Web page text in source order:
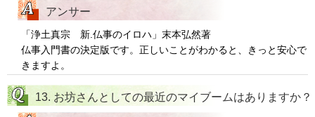
アンサー
「浄土真宗 新.仏事のイロハ」末本弘然著
仏事入門書の決定版です。正しいことがわかると、きっと安心で
きますよ。
13. お坊さんとしての最近のマイブームはありますか？